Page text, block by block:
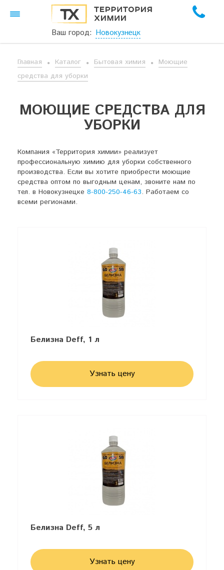
Ваш город: Новокузнецк
Главная Каталог Бытовая химия
Моющие
средства для уборки
МОЮЩИЕ СРЕДСТВА ДЛЯ
УБОРКИ
Компания «Территория химии» реализует
профессиональную химию для уборки собственного
производства. Если вы хотите приобрести моющие
средства оптом по выгодным ценам, звоните нам по
тел. в Новокузнецке 8-800-250-46-63. Работаем со
всеми регионами.
Белизна Deff, 1 л
Узнать цену
Белизна Deff, 5 л
Узнать цену